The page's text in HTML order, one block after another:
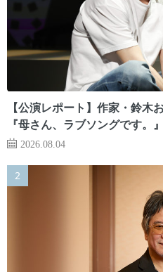
【公演レポート】作家・鈴木
『母さん、ラブソングです。』
2026.08.04